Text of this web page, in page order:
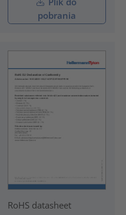
pobrania
RoHS datasheet